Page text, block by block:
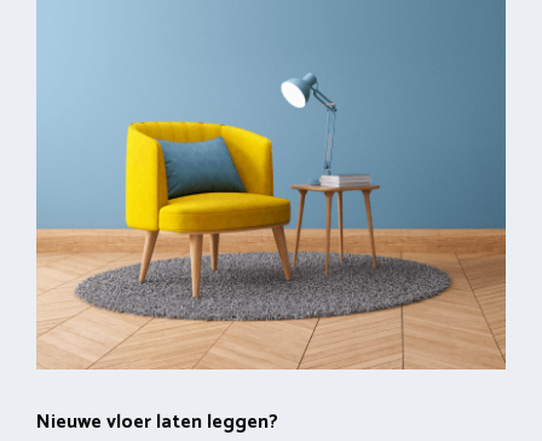
Nieuwe vloer laten leggen?